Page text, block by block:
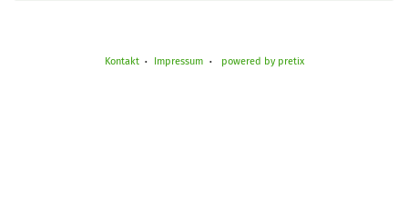
Kontakt Impressum powered by pretix